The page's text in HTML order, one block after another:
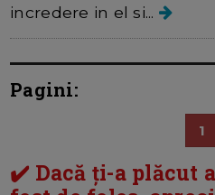
incredere in el si...
Pagini:
1
✔️ Dacă ți-a plăcut